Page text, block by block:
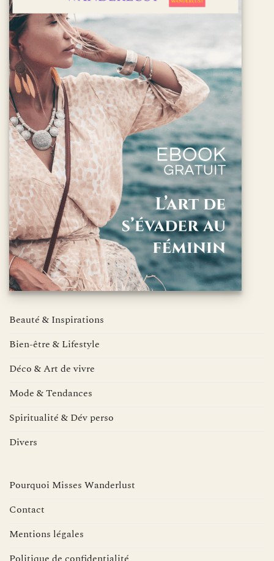
Beauté & Inspirations
Bien-être & Lifestyle
Déco & Art de vivre
Mode & Tendances
Spiritualité & Dév perso
Divers
Pourquoi Misses Wanderlust
Contact
Mentions légales